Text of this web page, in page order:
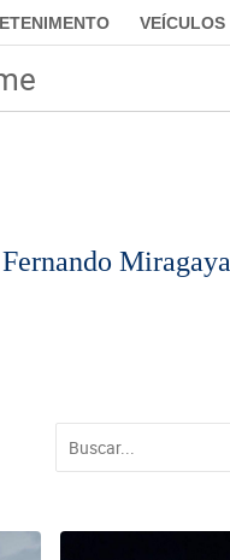
VEÍCULOS
Fernando Miragaya